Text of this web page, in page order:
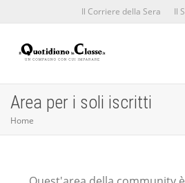
Il Corriere della Sera Il
Area per i soli iscritti
Home